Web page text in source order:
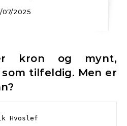
07/2025
tilfeldig. Men er
Hvoslef